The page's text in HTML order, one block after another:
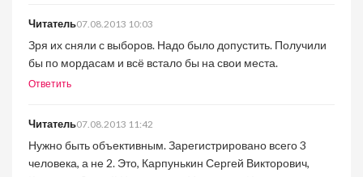
Читатель07.08.2013 10:03
Зря их сняли с выборов. Надо было допустить. Получили
бы по мордасам и всё встало бы на свои места.
Ответить
Читатель07.08.2013 11:42
Нужно быть объективным. Зарегистрировано всего 3
человека, а не 2. Это, Карпунькин Сергей Викторович,